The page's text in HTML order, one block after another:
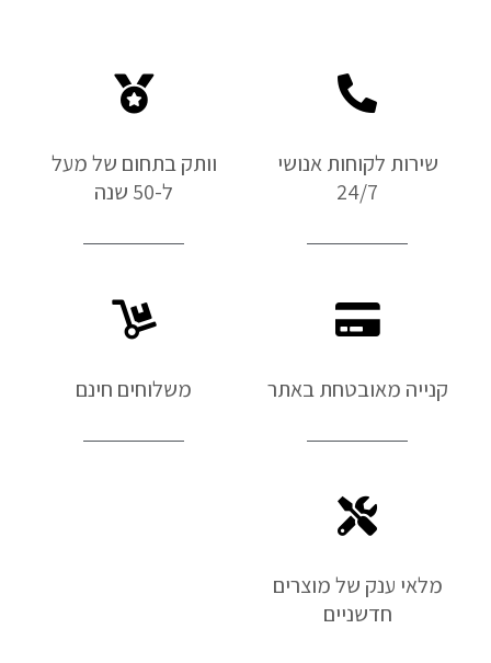
שירות לקוחות אנושי
24/7
וותק בתחום של מעל
ל-50 שנה
קנייה מאובטחת באתר משלוחים חינם
מלאי ענק של מוצרים
חדשניים